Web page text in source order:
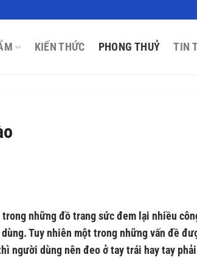
KIẾN THỨC PHONG THUỶ TIN
những đồ trang sức đem lại nhiều
Tuy nhiên một trong những vấn đề
người dùng nên đeo ở tay trái hay tay